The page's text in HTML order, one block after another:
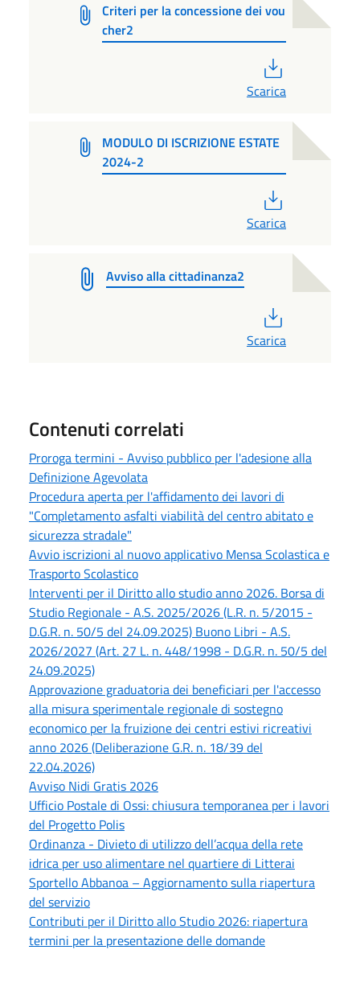
Criteri per la concessione dei vou
cher2
Scarica
MODULO DI ISCRIZIONE ESTATE
2024-2
Scarica
Avviso alla cittadinanza2
Scarica
Contenuti correlati
Proroga termini - Avviso pubblico per l'adesione alla
Definizione Agevolata
Procedura aperta per l'affidamento dei lavori di
"Completamento asfalti viabilità del centro abitato e
sicurezza stradale"
Avvio iscrizioni al nuovo applicativo Mensa Scolastica e
Trasporto Scolastico
Interventi per il Diritto allo studio anno 2026. Borsa di
Studio Regionale - A.S. 2025/2026 (L.R. n. 5/2015 -
D.G.R. n. 50/5 del 24.09.2025) Buono Libri - A.S.
2026/2027 (Art. 27 L. n. 448/1998 - D.G.R. n. 50/5 del
24.09.2025)
Approvazione graduatoria dei beneficiari per l'accesso
alla misura sperimentale regionale di sostegno
economico per la fruizione dei centri estivi ricreativi
anno 2026 (Deliberazione G.R. n. 18/39 del
22.04.2026)
Avviso Nidi Gratis 2026
Ufficio Postale di Ossi: chiusura temporanea per i lavori
del Progetto Polis
Ordinanza - Divieto di utilizzo dell’acqua della rete
idrica per uso alimentare nel quartiere di Litterai
Sportello Abbanoa – Aggiornamento sulla riapertura
del servizio
Contributi per il Diritto allo Studio 2026: riapertura
termini per la presentazione delle domande